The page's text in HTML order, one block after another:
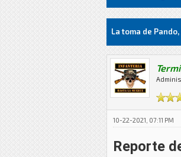
0 voto(s) - 0 Media
1
2
3
4
5 La toma de
10-22-2021, 07:11 PM
Reporte